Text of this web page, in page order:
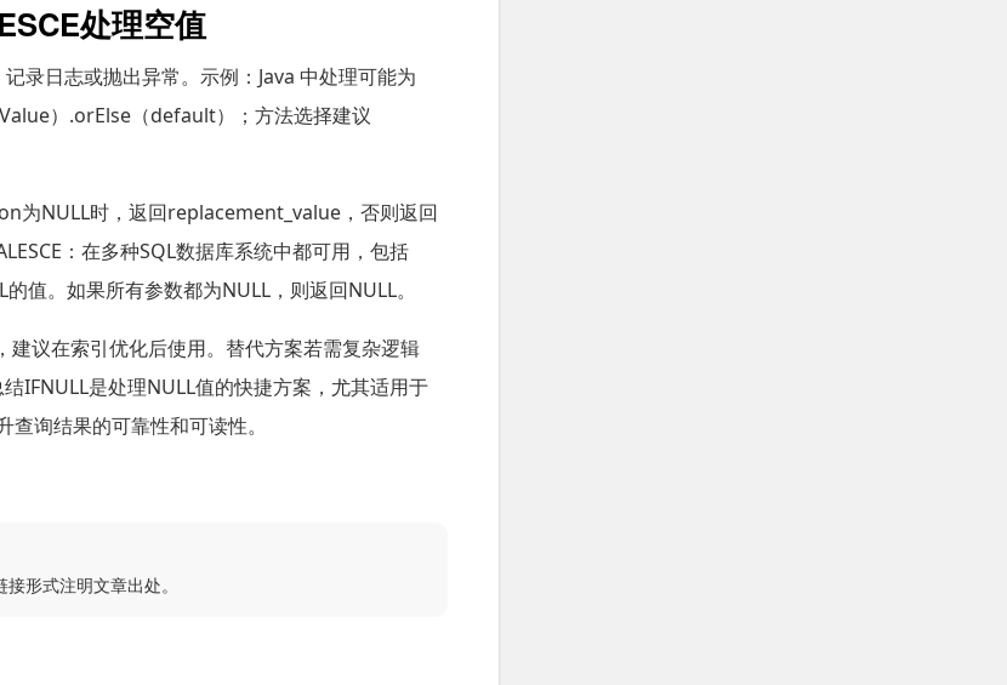
处理空值
录日志或抛出异常。示例：Java 中处理可能为
）.orElse（default）；方法选择建议
为NULL时，返回replacement_value，否则返回
：在多种SQL数据库系统中都可用，包括
值。如果所有参数都为NULL，则返回NULL。
议在索引优化后使用。替代方案若需复杂逻辑
结IFNULL是处理NULL值的快捷方案，尤其适用于
询结果的可靠性和可读性。
形式注明文章出处。